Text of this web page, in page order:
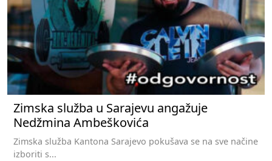
Zimska služba u Sarajevu angažuje
Nedžmina Ambeškovića
Zimska služba Kantona Sarajevo pokušava se na sve načine
izboriti s...